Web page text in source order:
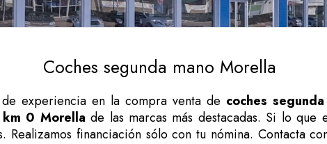
Coches segunda mano Morella
experiencia en la compra venta de coches
0 Morella de las marcas más destacadas. Si lo que
Realizamos financiación sólo con tu nómina. Contacta